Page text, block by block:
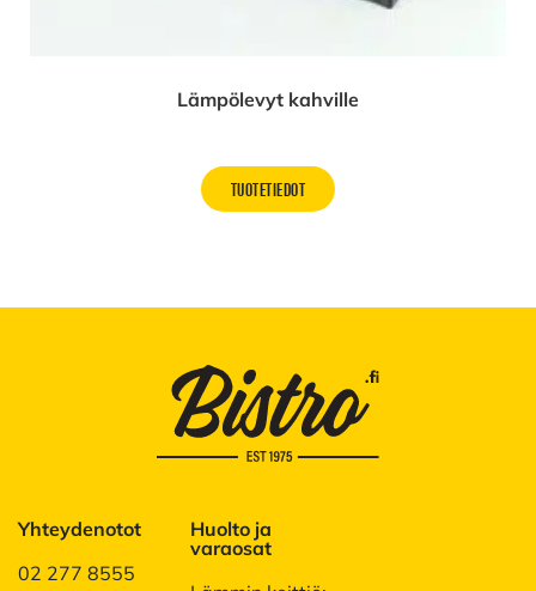
Lämpölevyt kahville
TUOTETIEDOT
Yhteydenotot
02 277 8555
Huolto ja
varaosat